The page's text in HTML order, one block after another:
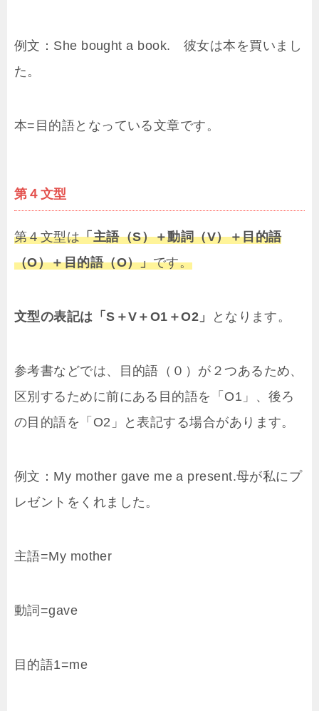
例文：She bought a book. 彼女は本を買いまし
た。
本=目的語となっている文章です。
第４文型
第４文型は「主語（S）＋動詞（V）＋目的語
（O）＋目的語（O）」です。
文型の表記は「S＋V＋O1＋O2」 となります。
参考書などでは、目的語（０）が２つあるため、
区別するために前にある目的語を「O1」、後ろ
の目的語を「O2」と表記する場合があります。
例文：My mother gave me a present.母が私にプ
レゼントをくれました。
主語=My mother
動詞=gave
目的語1=me